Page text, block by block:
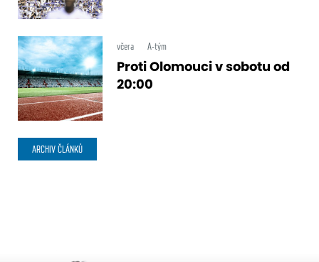
včera A-tým
Proti Olomouci v sobotu od
20:00
ARCHIV ČLÁNKŮ